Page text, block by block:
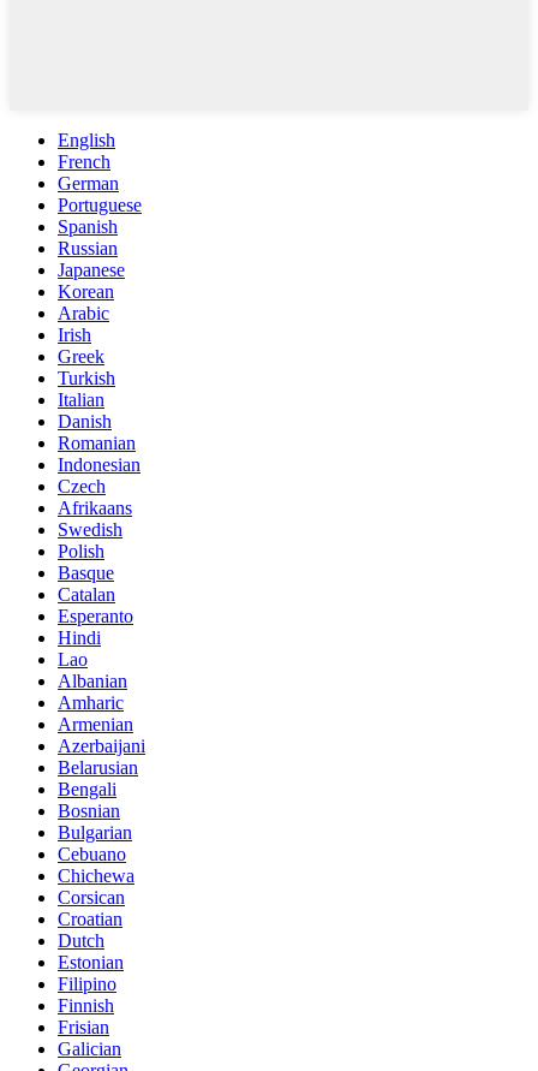
English
French
German
Portuguese
Spanish
Russian
Japanese
Korean
Arabic
Irish
Greek
Turkish
Italian
Danish
Romanian
Indonesian
Czech
Afrikaans
Swedish
Polish
Basque
Catalan
Esperanto
Hindi
Lao
Albanian
Amharic
Armenian
Azerbaijani
Belarusian
Bengali
Bosnian
Bulgarian
Cebuano
Chichewa
Corsican
Croatian
Dutch
Estonian
Filipino
Finnish
Frisian
Galician